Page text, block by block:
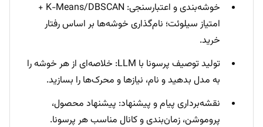
خوشه‌بندی و اعتبارسنجی: K-Means/DBSCAN +
امتیاز سیلوئت؛ نام‌گذاری خوشه‌ها بر اساس رفتار
خرید.
تولید توصیف پرسونا با LLM: خلاصه‌ای از هر خوشه را
به مدل بدهید و نام، نیازها و محرک‌ها را بسازید.
نقشه‌برداری پیام و پیشنهاد: پیشنهاد محصول،
پروموشن، زمان‌بندی و کانال مناسب هر پرسونا.